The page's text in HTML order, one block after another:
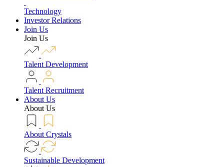
Technology
Investor Relations
Join Us
Join Us
Talent Development
Talent Recruitment
About Us
About Us
About Crystals
Sustainable Development